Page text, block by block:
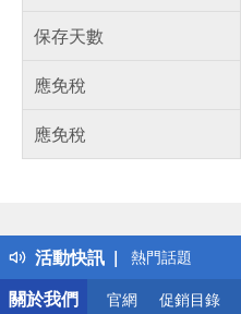
保存天數
應免稅
應免稅
活動快訊
得獎公告
熱門話題
銀行優惠
偏遠地區配送
關於我們
官網 促銷目錄